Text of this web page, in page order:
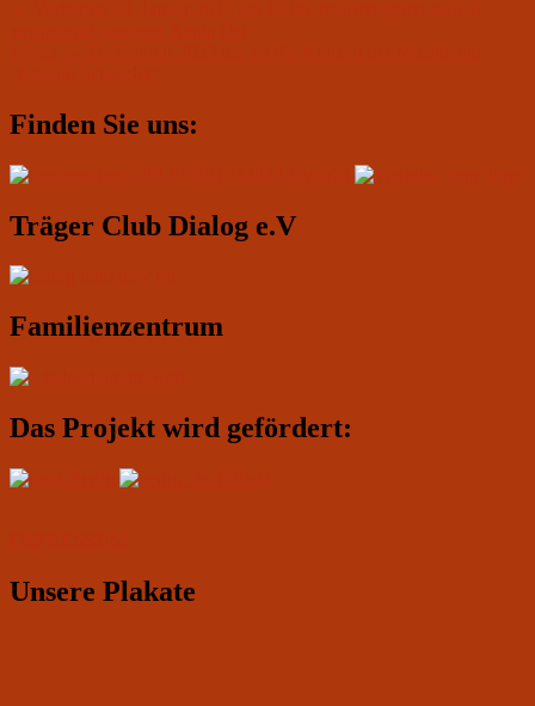
Primärer
Widgetbereich
Finden Sie uns:
Träger Club Dialog e.V
Familienzentrum
Das Projekt wird gefördert:
Unsere Plakate